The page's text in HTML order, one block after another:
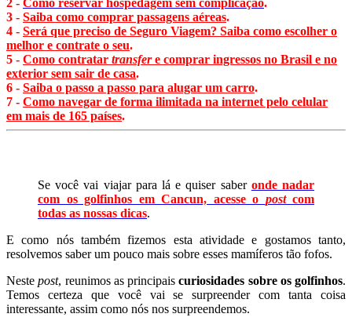
3 - Saiba como comprar passagens aéreas.
4 - Será que preciso de Seguro Viagem? Saiba como escolher o
melhor e contrate o seu.
5 - Como contratar transfere comprar ingressos no Brasil e no
exterior sem sair de casa.
6 - Saiba o passo a passo para alugar um carro.
7 - Como navegar de forma ilimitada na internet pelo celular
em mais de 165 países.
Se você vai viajar para lá e quiser saber onde nadar
com os golfinhos em Cancun, acesse o post com
todas as nossas dicas.
E como nós também fizemos esta atividade e gostamos tanto,
resolvemos saber um pouco mais sobre esses mamíferos tão fofos.
Nestepost, reunimos as principaiscuriosidades sobre os golfinhos.
Temos certeza que você vai se surpreender com tanta coisa
interessante, assim como nós nos surpreendemos.